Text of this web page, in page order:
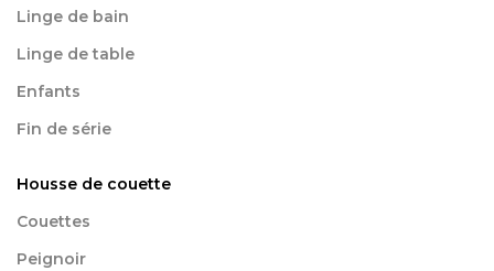
Linge de bain
Linge de table
Enfants
Fin de série
Housse de couette
Couettes
Peignoir